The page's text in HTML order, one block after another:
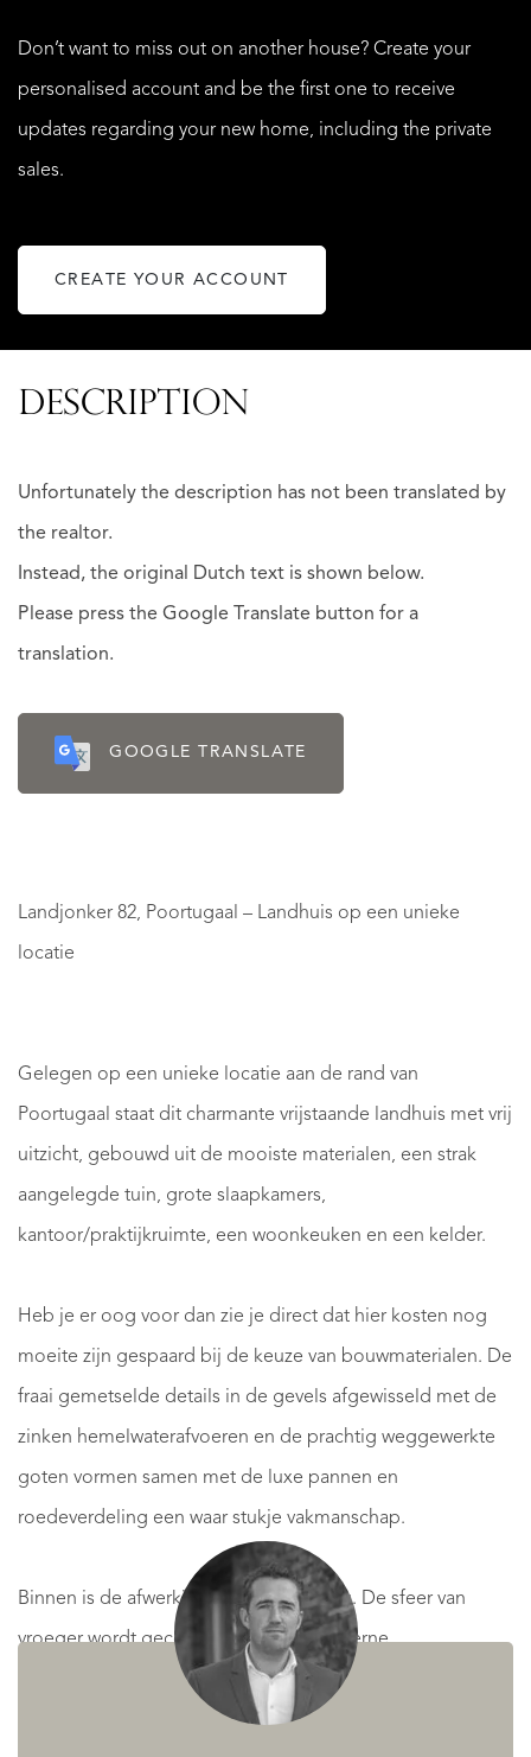
Don’t want to miss out on another house? Create your
personalised account and be the first one to receive
updates regarding your new home, including the private
sales.
CREATE YOUR ACCOUNT
DESCRIPTION
Unfortunately the description has not been translated by
the realtor.
Instead, the original Dutch text is shown below.
Please press the Google Translate button for a
translation.
GOOGLE TRANSLATE
Landjonker 82, Poortugaal – Landhuis op een unieke
locatie
Gelegen op een unieke locatie aan de rand van
Poortugaal staat dit charmante vrijstaande landhuis met vrij
uitzicht, gebouwd uit de mooiste materialen, een strak
aangelegde tuin, grote slaapkamers,
kantoor/praktijkruimte, een woonkeuken en een kelder.
Heb je er oog voor dan zie je direct dat hier kosten nog
moeite zijn gespaard bij de keuze van bouwmaterialen. De
fraai gemetselde details in de gevels afgewisseld met de
zinken hemelwaterafvoeren en de prachtig weggewerkte
goten vormen samen met de luxe pannen en
roedeverdeling een waar stukje vakmanschap.
Binnen is de afwerking van hoog niveau. De sfeer van
vroeger wordt gecombineerd met moderne
voorzieningen als vloerverwarming, uitstekende isolatie,
dubbel glas en de 15 zonnepanelen. Alles straalt zorg,